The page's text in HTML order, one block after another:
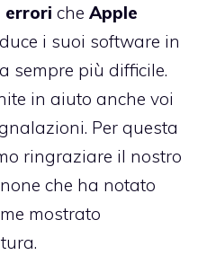
errori che Apple
i suoi software in
sempre più difficile.
in aiuto anche voi
Per questa
ringraziare il nostro
che ha notato
mostrato